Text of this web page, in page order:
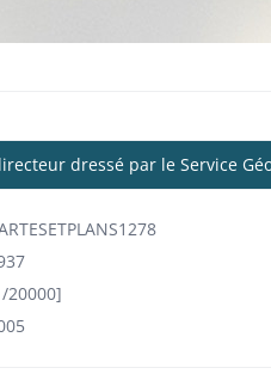
dressé par le Service
20000]